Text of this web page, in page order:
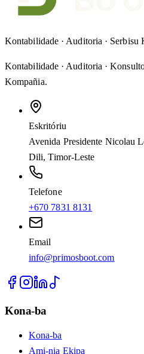
Kontabilidade · Auditoria · Serbisu
Kontabilidade · Auditoria ·
Kompañia.
Eskritóriu
Avenida Presidente Nicolau
Dili, Timor-Leste
Telefone
+670 7831 8131
Email
info@primosboot.com
Kona-ba
Kona-ba
Ami-nia Ekipa